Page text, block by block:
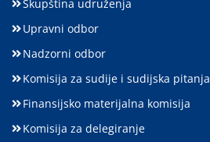
Skupština udruženja
Upravni odbor
Nadzorni odbor
Komisija za sudije i sudijska pitanja
Finansijsko materijalna komisija
Komisija za delegiranje